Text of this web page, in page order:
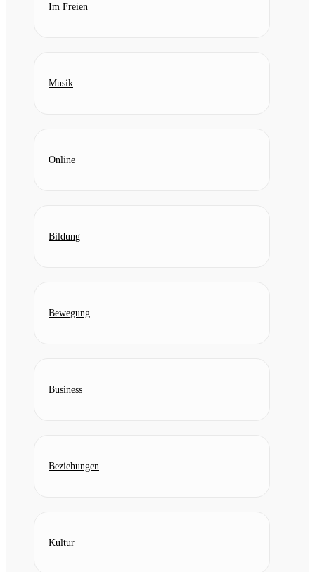
Im Freien
Musik
Online
Bildung
Bewegung
Business
Beziehungen
Kultur